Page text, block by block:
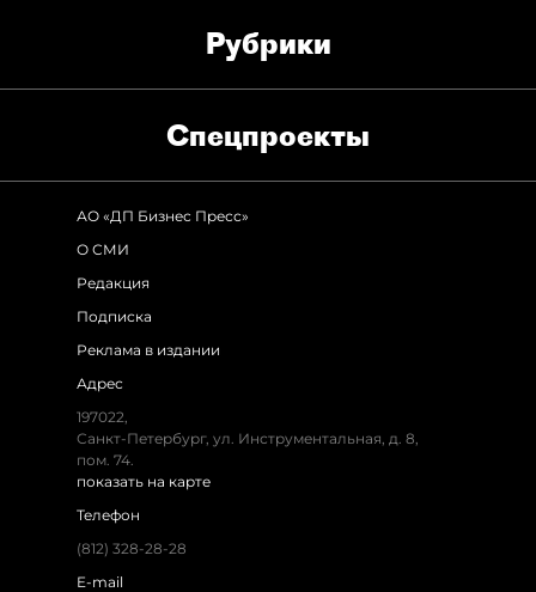
Рубрики
Спец­проекты
АО «ДП Бизнес Пресс»
О СМИ
Редакция
Подписка
Реклама в издании
Адрес
197022,
Санкт-Петербург, ул. Инструментальная, д. 8,
пом. 74.
показать на карте
Телефон
(812) 328-28-28
E-mail